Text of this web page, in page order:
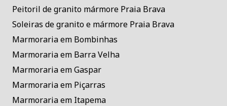
Peitoril de granito mármore Praia Brava
Soleiras de granito e mármore Praia Brava
Marmoraria em Bombinhas
Marmoraria em Barra Velha
Marmoraria em Gaspar
Marmoraria em Piçarras
Marmoraria em Itapema